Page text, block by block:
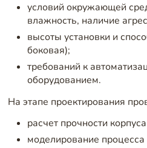
условий окружающей
влажность, наличие
высоты установки и
боковая);
требований к
оборудованием.
На этапе проектирования
расчет прочности
моделирование